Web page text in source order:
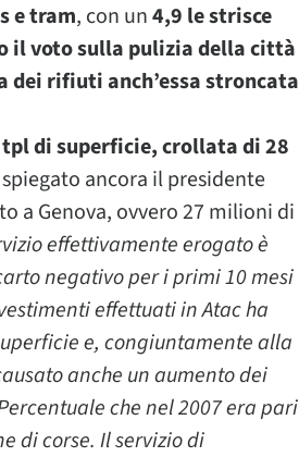
e tram, con un4,9 le strisce
il voto sulla pulizia della città
dei rifiuti anch’essa stroncata
di superficie, crollata di 28
ancora il presidente
a Genova, ovvero 27 milioni di
effettivamente erogato è
negativo per i primi 10 mesi
effettuati in Atac ha
e, congiuntamente alla
anche un aumento dei
che nel 2007 era pari
di corse. Il servizio di